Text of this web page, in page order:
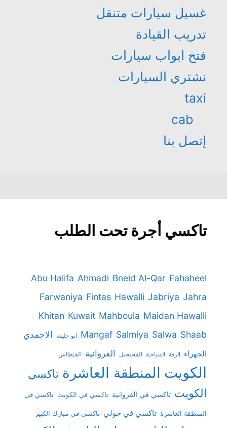
غسيل سيارات متنقل
تدريب القيادة
فتح ابواب سيارات
نشتري السيارات
taxi
cab
إتصل بنا
تاكسي أجرة تحت الطلب
Abu Halifa Ahmadi Bneid Al-Qar Fahaheel
Farwaniya Fintas Hawalli Jabriya Jahra
Khitan Kuwait Mahboula Maidan Hawalli
Mangaf Salmiya Salwa Shaab ابو حليفة الاحمدي
الجهراء الرقة الصباحية الفحيحيل الفروانية الفنطاس
الكويت المنطقة العاشرة تاكسي
الكويت تاكسي في الفروانية تاكسي في الكويت تاكسي في
المنطقة العاشرة تاكسي في حولي تاكسي في مبارك الكبير